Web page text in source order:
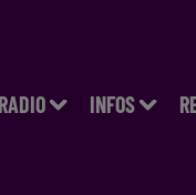
RADIO INFOS